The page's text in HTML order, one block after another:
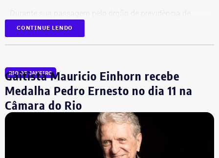
Itaguaí, a ex-gerente do Rioprevidência também
para a estrutura interna o ex-policial federal Jayme Alves
Youssef.
Mais de 20% da carteira
compremetida sob ‘risco de default’
De acordo com o relatório de auditoria do TCE-RJ, os R$
CONTINUE LENDO
RIO DE JANEIRO
Gaitista Mauricio Einhorn recebe
Medalha Pedro Ernesto no dia 11 na
Câmara do Rio